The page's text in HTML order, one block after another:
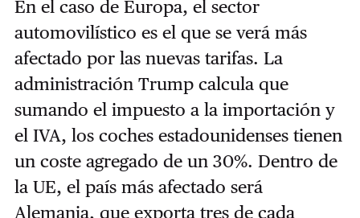
En el caso de Europa, el sector
automovilístico es el que se verá más
afectado por las nuevas tarifas. La
administración Trump calcula que
sumando el impuesto a la importación y
el IVA, los coches estadounidenses tienen
un coste agregado de un 30%. Dentro de
la UE, el país más afectado será
Alemania, que exporta tres de cada